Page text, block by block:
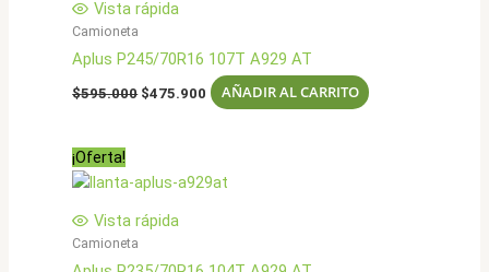
Vista rápida
Camioneta
Aplus P245/70R16 107T A929 AT
$595.000 El
$475.900 El
precio
AÑADIR AL CARRITO
¡Oferta!
Vista rápida
Camioneta